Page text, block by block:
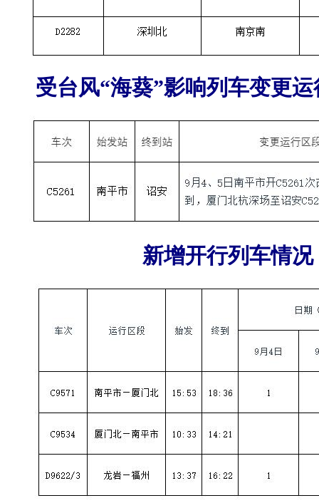
受台风“海葵”影响列车变更
新增开行列车情况